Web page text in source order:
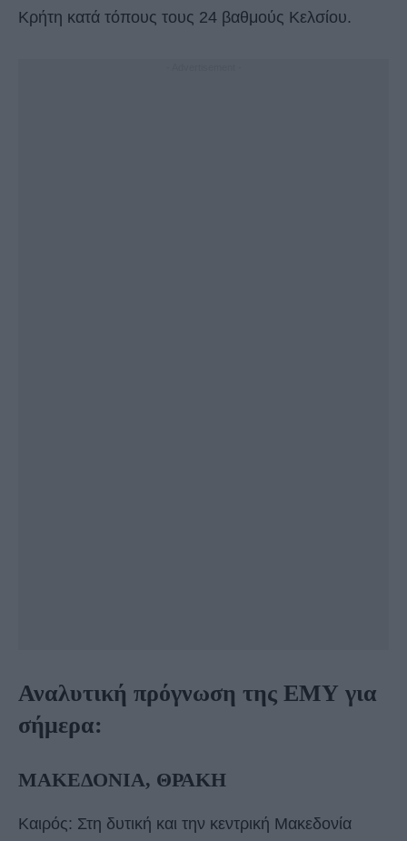
Κρήτη κατά τόπους τους 24 βαθμούς Κελσίου.
Αναλυτική πρόγνωση της ΕΜΥ για
σήμερα:
ΜΑΚΕΔΟΝΙΑ, ΘΡΑΚΗ
Καιρός: Στη δυτική και την κεντρική Μακεδονία